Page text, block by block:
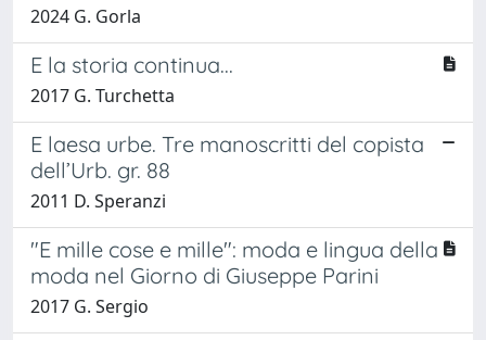
2024 G. Gorla
E la storia continua...
2017 G. Turchetta
E laesa urbe. Tre manoscritti del copista
dell’Urb. gr. 88
2011 D. Speranzi
"E mille cose e mille": moda e lingua della
moda nel Giorno di Giuseppe Parini
2017 G. Sergio